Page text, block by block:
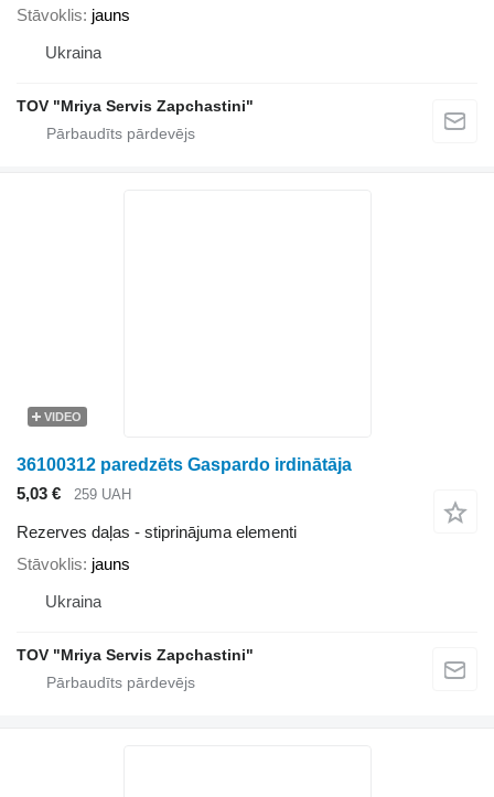
Stāvoklis jauns
Ukraina
TOV "Mriya Servis Zapchastini"
VIDEO
36100312 paredzēts Gaspardo irdinātāja
5,03 €
259 UAH
Rezerves daļas - stiprinājuma elementi
Stāvoklis jauns
Ukraina
TOV "Mriya Servis Zapchastini"